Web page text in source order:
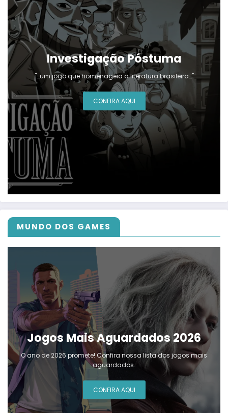
Investigação Póstuma
"…um jogo que homenageia a literatura brasileira…"
CONFIRA AQUI
MUNDO DOS GAMES
Jogos Mais Aguardados 2026
O ano de 2026 promete! Confira nossa lista dos jogos mais
aguardados.
CONFIRA AQUI